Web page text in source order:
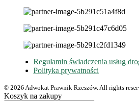
Regulamin świadczenia usług
Polityka prywatności
© 2026 Adwokat Prawnik Rzeszów. All rights
Koszyk na zakupy